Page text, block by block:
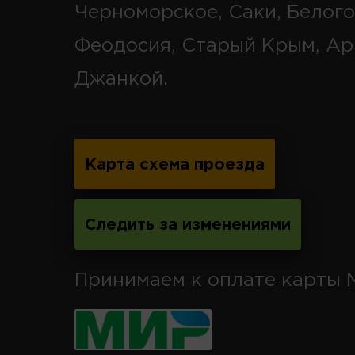
Черноморское, Саки,
Феодосия, Старый Крым,
Джанкой.
Карта схема проезда
Следить за изменениями
Принимаем к оплате карты